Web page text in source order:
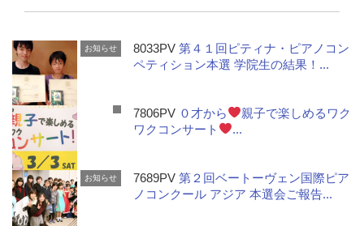
お知らせ 8033PV第４１回ピティナ・ピアノコン
ペティション本選 学院生の結果！...
7806PV ０才から
親子で楽しめるワク
ワクコンサート
...
お知らせ 7689PV第２回ベートーヴェン国際ピア
ノコンクール アジア 本選会ご報告...